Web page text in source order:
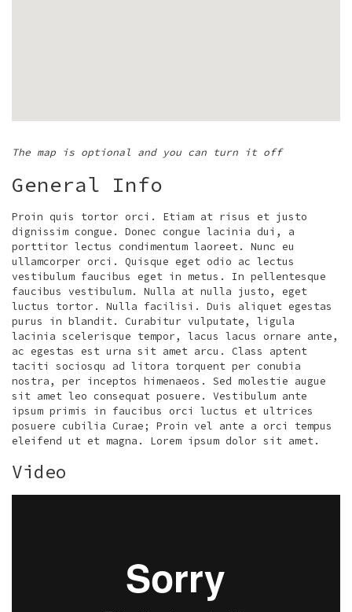
The map is optional and you can turn it off
General Info
Proin quis tortor orci. Etiam at risus et justo
dignissim congue. Donec congue lacinia dui, a
porttitor lectus condimentum laoreet. Nunc eu
ullamcorper orci. Quisque eget odio ac lectus
vestibulum faucibus eget in metus. In pellentesque
faucibus vestibulum. Nulla at nulla justo, eget
luctus tortor. Nulla facilisi. Duis aliquet egestas
purus in blandit. Curabitur vulputate, ligula
lacinia scelerisque tempor, lacus lacus ornare ante,
ac egestas est urna sit amet arcu. Class aptent
taciti sociosqu ad litora torquent per conubia
nostra, per inceptos himenaeos. Sed molestie augue
sit amet leo consequat posuere. Vestibulum ante
ipsum primis in faucibus orci luctus et ultrices
posuere cubilia Curae; Proin vel ante a orci tempus
eleifend ut et magna. Lorem ipsum dolor sit amet.
Video